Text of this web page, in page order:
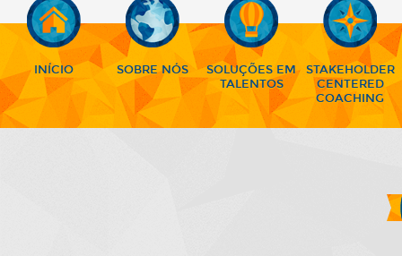
INÍCIO SOBRE NÓS
SOLUÇÕES EM
TALENTOS
STAKEHOLDER
CENTERED
COACHING